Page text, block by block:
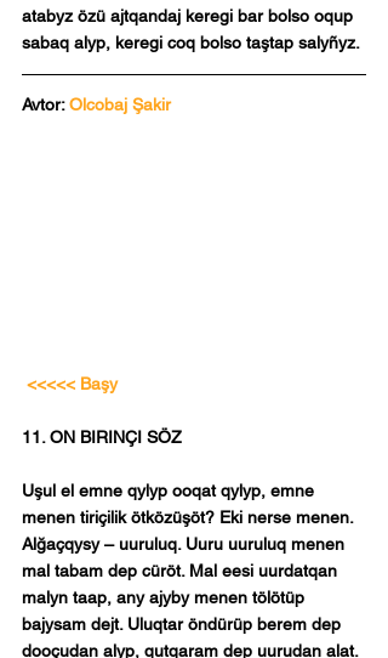
atabyz özü ajtqandaj keregi bar bolso oqup
sabaq alyp, keregi coq bolso taştap salyñyz.
Avtor: Olcobaj Şakir
<<<<< Başy
11. ON BIRINÇI SÖZ
Uşul el emne qylyp ooqat qylyp, emne
menen tiriçilik ötközüşöt? Eki nerse menen.
Alğaçqysy – uuruluq. Uuru uuruluq menen
mal tabam dep cüröt. Mal eesi uurdatqan
malyn taap, any ajyby menen tölötüp
bajysam dejt. Uluqtar öndürüp berem dep
dooçudan alyp, qutqaram dep uurudan alat.